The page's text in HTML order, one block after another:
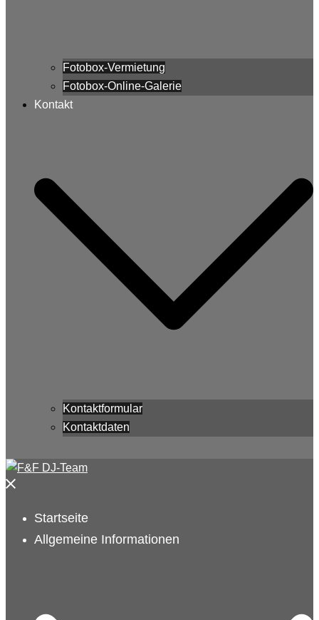
Fotobox-Vermietung
Fotobox-Online-Galerie
Kontakt
Kontaktformular
Kontaktdaten
Menü
Startseite
Allgemeine Informationen